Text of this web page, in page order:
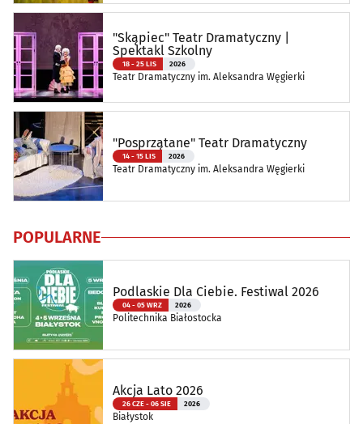
"Skąpiec" Teatr Dramatyczny |
Spektakl Szkolny
18 - 25 LIS 2026
Teatr Dramatyczny im. Aleksandra Węgierki
"Posprzątane" Teatr Dramatyczny
14 - 15 LIS 2026
Teatr Dramatyczny im. Aleksandra Węgierki
POPULARNE
Podlaskie Dla Ciebie. Festiwal 2026
04 - 05 WRZ 2026
Politechnika Białostocka
Akcja Lato 2026
26 CZE - 06 SIE 2026
Białystok